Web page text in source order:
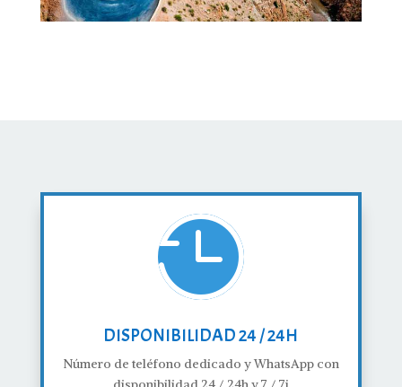

DISPONIBILIDAD 24 / 24H
Número de teléfono dedicado y WhatsApp con